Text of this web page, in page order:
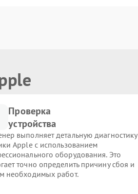
Проверка
устройства
выполняет детальную диагностику
Apple с использованием
оборудования. Это
точно определить причину сбоя и
необходимых работ.